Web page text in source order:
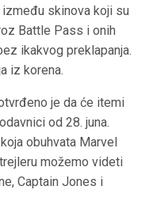
skinova koji su
Battle Pass i onih
ikakvog preklapanja.
iz korena.
je da će itemi
od 28. juna.
obuhvata Marvel
možemo videti
Captain Jones i